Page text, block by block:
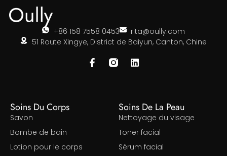
+86 158 7558 0453
rita@oully.com
51 Route Xingye, District de Baiyun, Canton, Chine
Soins Du Corps
Savon
Bombe de bain
Lotion pour le corps
Soins De La Peau
Nettoyage du visage
Toner facial
Sérum facial